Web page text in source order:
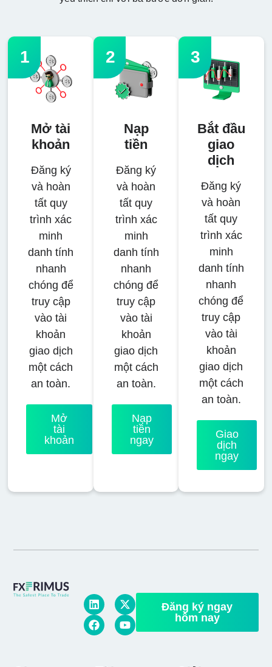
1
Mở tài
khoản
Đăng ký
và hoàn
tất quy
trình xác
minh
danh tính
nhanh
chóng để
truy cập
vào tài
khoản
giao dịch
một cách
an toàn.
Mở
tài
khoản
2
Nạp
tiền
Đăng ký
và hoàn
tất quy
trình xác
minh
danh tính
nhanh
chóng để
truy cập
vào tài
khoản
giao dịch
một cách
an toàn.
Nạp
tiền
ngay
3
Bắt đầu
giao
dịch
Đăng ký
và hoàn
tất quy
trình xác
minh
danh tính
nhanh
chóng để
truy cập
vào tài
khoản
giao dịch
một cách
an toàn.
Giao
dịch
ngay
Đăng ký ngay
hôm nay